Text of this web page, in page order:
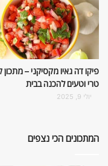
פיקו דה גאיו מקסיקני – מתכון
טרי וטעים להכנה בבית
יולי 9, 2025
המתכונים הכי נצפים